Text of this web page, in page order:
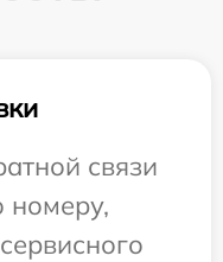
связи
номеру,